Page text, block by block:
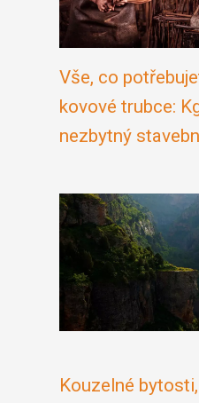
Vše, co
kovové trubce:
nezbytný
Kouzelné